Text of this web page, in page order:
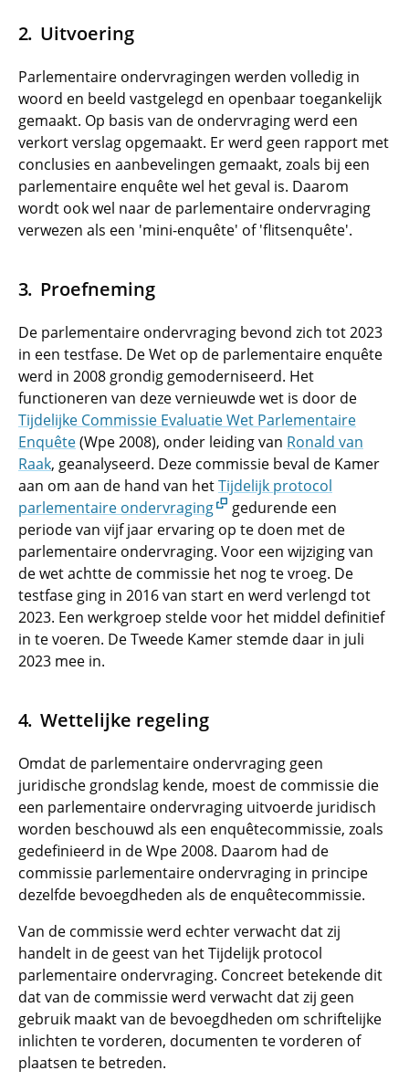
Uitvoering
Parlementaire ondervragingen werden volledig in
woord en beeld vastgelegd en openbaar toegankelijk
gemaakt. Op basis van de ondervraging werd een
verkort verslag opgemaakt. Er werd geen rapport met
conclusies en aanbevelingen gemaakt, zoals bij een
parlementaire enquête wel het geval is. Daarom
wordt ook wel naar de parlementaire ondervraging
verwezen als een 'mini-enquête' of 'flitsenquête'.
Proefneming
De parlementaire ondervraging bevond zich tot 2023
in een testfase. De Wet op de parlementaire enquête
werd in 2008 grondig gemoderniseerd. Het
functioneren van deze vernieuwde wet is door de
Tijdelijke Commissie Evaluatie Wet Parlementaire
Enquête(Wpe 2008), onder leiding van Ronald van
Raak, geanalyseerd. Deze commissie beval de Kamer
aan om aan de hand van hetTijdelijk protocol
parlementaire ondervraging
gedurende een
periode van vijf jaar ervaring op te doen met de
parlementaire ondervraging. Voor een wijziging van
de wet achtte de commissie het nog te vroeg. De
testfase ging in 2016 van start en werd verlengd tot
2023. Een werkgroep stelde voor het middel definitief
in te voeren. De Tweede Kamer stemde daar in juli
2023 mee in.
Wettelijke regeling
Omdat de parlementaire ondervraging geen
juridische grondslag kende, moest de commissie die
een parlementaire ondervraging uitvoerde juridisch
worden beschouwd als een enquêtecommissie, zoals
gedefinieerd in de Wpe 2008. Daarom had de
commissie parlementaire ondervraging in principe
dezelfde bevoegdheden als de enquêtecommissie.
Van de commissie werd echter verwacht dat zij
handelt in de geest van het Tijdelijk protocol
parlementaire ondervraging. Concreet betekende dit
dat van de commissie werd verwacht dat zij geen
gebruik maakt van de bevoegdheden om schriftelijke
inlichten te vorderen, documenten te vorderen of
plaatsen te betreden.